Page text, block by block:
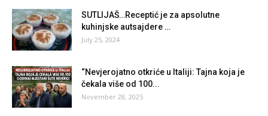
SUTLIJAŠ…Receptić je za apsolutne
kuhinjske autsajdere …
July 25, 2024
“Nevjerojatno otkriće u Italiji: Tajna koja je
čekala više od 100...
November 28, 2025